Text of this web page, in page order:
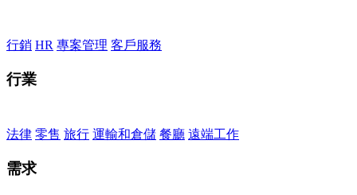
行銷 HR 專案管理 客戶服務
行業
法律 零售 旅行 運輸和倉儲 餐廳 遠端工作
需求